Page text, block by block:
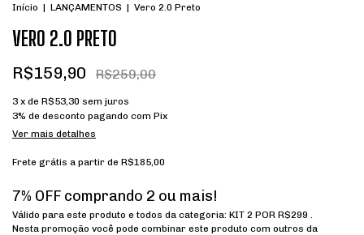
Início | LANÇAMENTOS | Vero 2.0 Preto
VERO 2.0 PRETO
R$159,90 R$259,00
3 x de R$53,30 sem juros
3% de desconto pagando com Pix
Ver mais detalhes
Frete grátis a partir de R$185,00
7% OFF comprando 2 ou mais!
Válido para este produto e todos da categoria: KIT 2 POR R$299 .
Nesta promoção você pode combinar este produto com outros da